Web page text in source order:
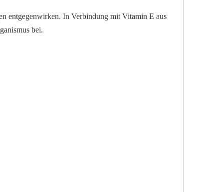
entgegenwirken. In Verbindung mit Vitamin E aus
bei.